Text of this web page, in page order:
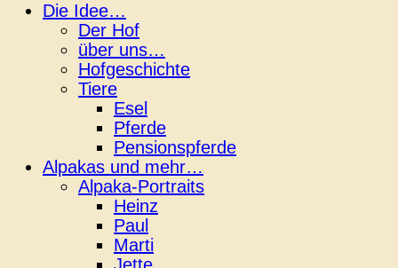
Die Idee…
Der Hof
über uns…
Hofgeschichte
Tiere
Esel
Pferde
Pensionspferde
Alpakas und mehr…
Alpaka-Portraits
Heinz
Paul
Marti